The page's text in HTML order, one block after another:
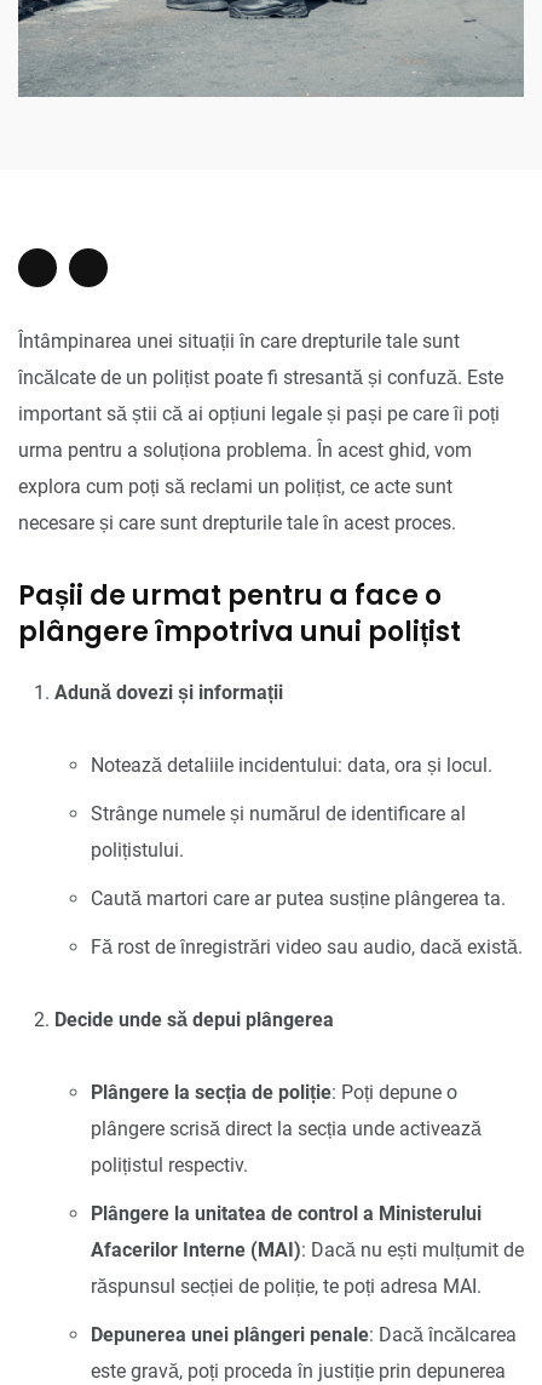
Întâmpinarea unei situații în care drepturile tale sunt
încălcate de un polițist poate fi stresantă și confuză. Este
important să știi că ai opțiuni legale și pași pe care îi poți
urma pentru a soluționa problema. În acest ghid, vom
explora cum poți să reclami un polițist, ce acte sunt
necesare și care sunt drepturile tale în acest proces.
Pașii de urmat pentru a face o
plângere împotriva unui polițist
Adună dovezi și informații
Notează detaliile incidentului: data, ora și locul.
Strânge numele și numărul de identificare al
polițistului.
Caută martori care ar putea susține plângerea ta.
Fă rost de înregistrări video sau audio, dacă există.
Decide unde să depui plângerea
Plângere la secția de poliție: Poți depune o
plângere scrisă direct la secția unde activează
polițistul respectiv.
Plângere la unitatea de control a Ministerului
Afacerilor Interne (MAI): Dacă nu ești mulțumit de
răspunsul secției de poliție, te poți adresa MAI.
Depunerea unei plângeri penale: Dacă încălcarea
este gravă, poți proceda în justiție prin depunerea